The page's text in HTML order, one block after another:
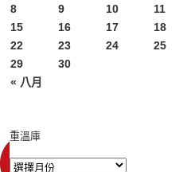
« 八月
8
9 10 11
15
16 17 18
22
23 24 25
29
30
重溫庫